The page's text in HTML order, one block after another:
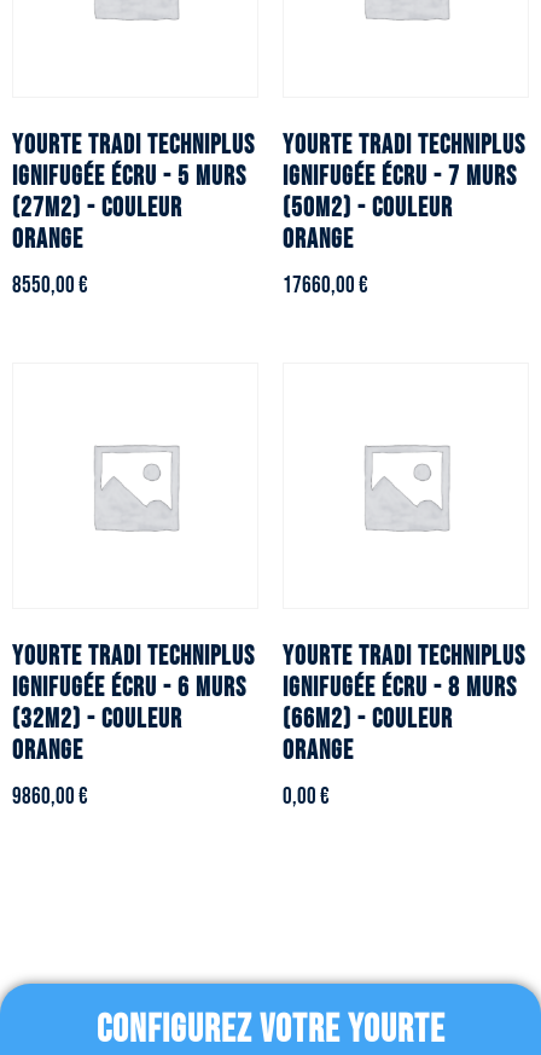
YOURTE TRADI TECHNIPLUS
ignifugée écru - 5 murs
(27m2) - Couleur
orange
8550,00€
YOURTE TRADI TECHNIPLUS
ignifugée écru - 7 murs
(50m2) - Couleur
orange
17660,00€
YOURTE TRADI TECHNIPLUS
ignifugée écru - 6 murs
(32m2) - Couleur
orange
9860,00€
YOURTE TRADI TECHNIPLUS
ignifugée écru - 8 murs
(66m2) - Couleur
orange
0,00€
CONFIGUREZ VOTRE YOURTE